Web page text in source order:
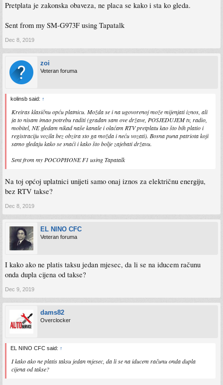
Pretplata je zakonska obaveza, ne placa se kako i sta ko gleda.
Sent from my SM-G973F using Tapatalk
Dec 8, 2019
zoi
Veteran foruma
kolinsb said: ↑
Kreiras klasičnu opću platnicu. Možda se i na ugovorenoj može mijenjati iznos, ali
ja to nisam imao potrebu raditi (građan sam ove države, POSJEDUJEM tv, radio,
mobitel, NE gledam nikad naše kanale i olaćam RTV pretplatu kao što bih platio i
registraciju vozila bez obzira sto ga možda i neću vozati). Bosna puna patriota koji
samo gledaju kako se snaći i kako što bolje zajebati državu.
Sent from my POCOPHONE F1 using Tapatalk
Na toj općoj uplatnici unijeti samo onaj iznos za električnu energiju,
bez RTV takse?
Dec 8, 2019
EL NINO CFC
Veteran foruma
I kako ako ne platis taksu jedan mjesec, da li se na iducem računu
onda dupla cijena od takse?
Dec 9, 2019
dams82
Overclocker
EL NINO CFC said: ↑
I kako ako ne platis taksu jedan mjesec, da li se na iducem računu onda dupla
cijena od takse?